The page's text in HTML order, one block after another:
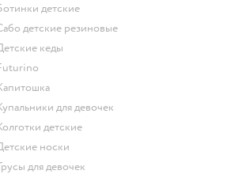
Ботинки детские
Сабо детские резиновые
Детские кеды
Futurino
Капитошка
Купальники для девочек
Колготки детские
Детские носки
Трусы для девочек